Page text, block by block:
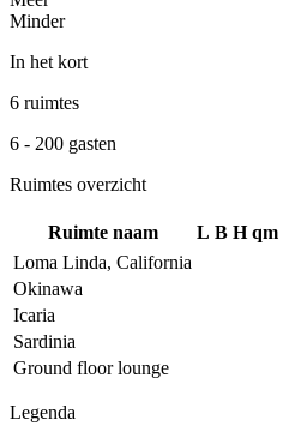
Minder
In het kort
6 ruimtes
6 - 200 gasten
Ruimtes overzicht
Ruimte naam L B H qm
Loma Linda, California
Okinawa
Icaria
Sardinia
Ground floor lounge
Legenda